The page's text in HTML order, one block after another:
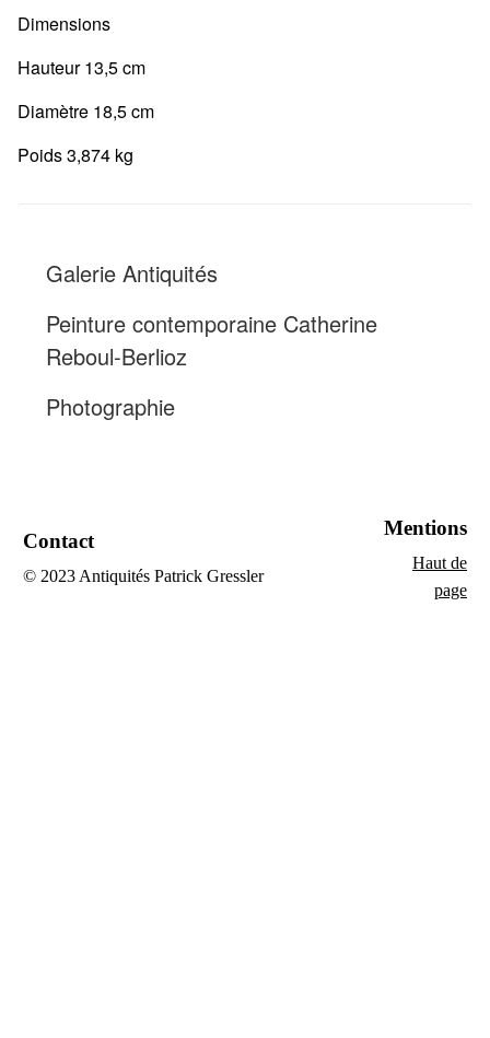
Galerie Antiquités
Peinture contemporaine Catherine
Reboul-Berlioz
Photographie
Dimensions
Hauteur 13,5 cm
Diamètre 18,5 cm
Poids 3,874 kg
Contact
© 2023 Antiquités Patrick Gressler
Mentions
Haut de
page